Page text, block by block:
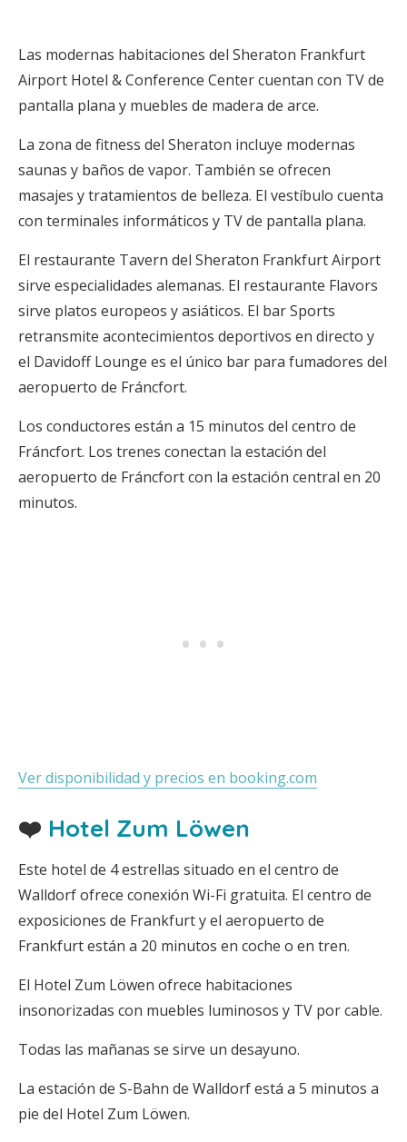
Las modernas habitaciones del Sheraton Frankfurt
Airport Hotel & Conference Center cuentan con TV de
pantalla plana y muebles de madera de arce.
La zona de fitness del Sheraton incluye modernas
saunas y baños de vapor. También se ofrecen
masajes y tratamientos de belleza. El vestíbulo cuenta
con terminales informáticos y TV de pantalla plana.
El restaurante Tavern del Sheraton Frankfurt Airport
sirve especialidades alemanas. El restaurante Flavors
sirve platos europeos y asiáticos. El bar Sports
retransmite acontecimientos deportivos en directo y
el Davidoff Lounge es el único bar para fumadores del
aeropuerto de Fráncfort.
Los conductores están a 15 minutos del centro de
Fráncfort. Los trenes conectan la estación del
aeropuerto de Fráncfort con la estación central en 20
minutos.
Ver disponibilidad y precios en booking.com
❤️ Hotel Zum Löwen
Este hotel de 4 estrellas situado en el centro de
Walldorf ofrece conexión Wi-Fi gratuita. El centro de
exposiciones de Frankfurt y el aeropuerto de
Frankfurt están a 20 minutos en coche o en tren.
El Hotel Zum Löwen ofrece habitaciones
insonorizadas con muebles luminosos y TV por cable.
Todas las mañanas se sirve un desayuno.
La estación de S-Bahn de Walldorf está a 5 minutos a
pie del Hotel Zum Löwen.